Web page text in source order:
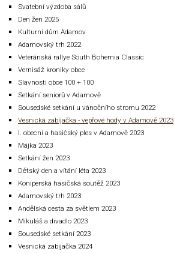
Svatební výzdoba sálů
Den žen 2025
Kulturní dům Adamov
Adamovský trh 2022
Veteránská rallye South Bohemia Classic
Vernisáž kroniky obce
Slavnosti obce 100 + 100
Setkání seniorů v Adamově
Sousedské setkání u vánočního stromu 2022
Vesnická zabíjačka - vepřové hody v Adamově 2023
I. obecní a hasičský ples v Adamově 2023
Májka 2023
Setkání žen 2023
Dětský den a vítání léta 2023
Koniperská hasičská soutěž 2023
Adamovský trh 2023
Andělská cesta za světlem 2023
Mikuláš a divadlo 2023
Sousedské setkání 2023
Vesnická zabijačka 2024